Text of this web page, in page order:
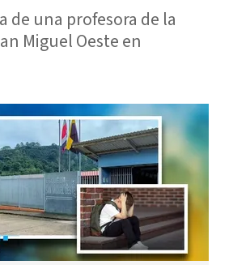
de una profesora de la
Miguel Oeste en